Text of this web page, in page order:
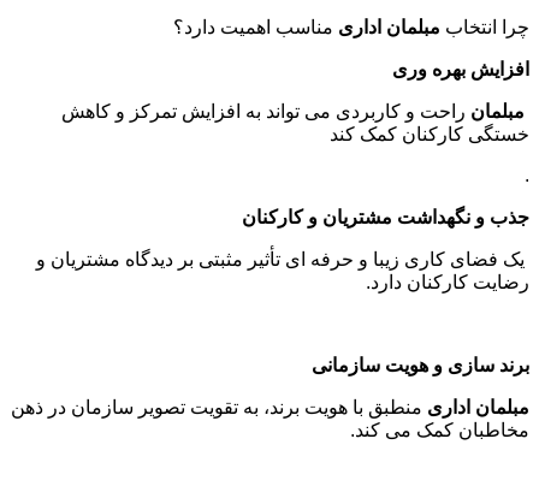
چرا انتخاب مبلمان اداری مناسب اهمیت دارد؟
افزایش بهره وری
مبلمان راحت و کاربردی می تواند به افزایش تمرکز و کاهش
خستگی کارکنان کمک کند
.
جذب و نگهداشت مشتریان و کارکنان
یک فضای کاری زیبا و حرفه ای تأثیر مثبتی بر دیدگاه مشتریان و
رضایت کارکنان دارد.
برند سازی و هویت سازمانی
مبلمان اداری منطبق با هویت برند، به تقویت تصویر سازمان در ذهن
مخاطبان کمک می کند.